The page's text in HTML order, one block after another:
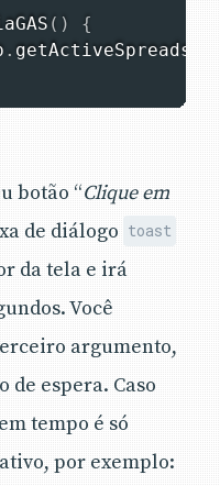
( )
{
.
botão “Clique em
de diálogo toast
da tela e irá
Você
argumento,
de espera. Caso
tempo é só
por exemplo: